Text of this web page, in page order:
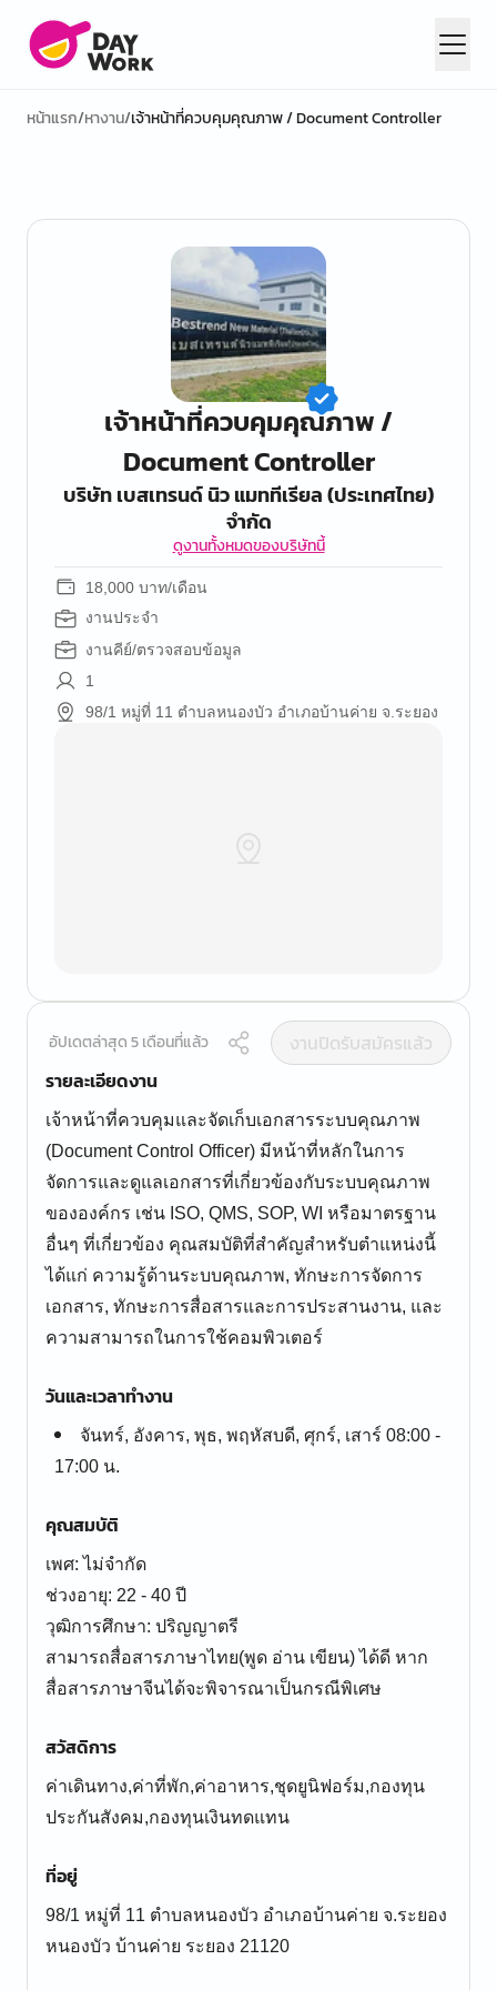
หน้าแรก/หางาน/เจ้าหน้าที่ควบคุมคุณภาพ / Document Controller
เจ้าหน้าที่ควบคุมคุณภาพ /
Document Controller
บริษัท เบสเทรนด์ นิว แมททีเรียล (ประเทศไทย)
จำกัด
ดูงานทั้งหมดของบริษัทนี้
18,000 บาท/เดือน
งานประจำ
งานคีย์/ตรวจสอบข้อมูล
1
98/1 หมู่ที่ 11 ตำบลหนองบัว อำเภอบ้านค่าย จ.ระยอง
อัปเดตล่าสุด 5 เดือนที่แล้ว
งานปิดรับสมัครแล้ว
รายละเอียดงาน
เจ้าหน้าที่ควบคุมและจัดเก็บเอกสารระบบคุณภาพ
(Document Control Officer) มีหน้าที่หลักในการ
จัดการและดูแลเอกสารที่เกี่ยวข้องกับระบบคุณภาพ
ขององค์กร เช่น ISO, QMS, SOP, WI หรือมาตรฐาน
อื่นๆ ที่เกี่ยวข้อง คุณสมบัติที่สำคัญสำหรับตำแหน่งนี้
ได้แก่ ความรู้ด้านระบบคุณภาพ, ทักษะการจัดการ
เอกสาร, ทักษะการสื่อสารและการประสานงาน, และ
ความสามารถในการใช้คอมพิวเตอร์
วันและเวลาทำงาน
จันทร์, อังคาร, พุธ, พฤหัสบดี, ศุกร์, เสาร์ 08:00 -
17:00 น.
คุณสมบัติ
เพศ: ไม่จำกัด
ช่วงอายุ: 22 - 40 ปี
วุฒิการศึกษา: ปริญญาตรี
สามารถสื่อสารภาษาไทย(พูด อ่าน เขียน) ได้ดี หาก
สื่อสารภาษาจีนได้จะพิจารณาเป็นกรณีพิเศษ
สวัสดิการ
ค่าเดินทาง,ค่าที่พัก,ค่าอาหาร,ชุดยูนิฟอร์ม,กองทุน
ประกันสังคม,กองทุนเงินทดแทน
ที่อยู่
98/1 หมู่ที่ 11 ตำบลหนองบัว อำเภอบ้านค่าย จ.ระยอง
หนองบัว บ้านค่าย ระยอง 21120